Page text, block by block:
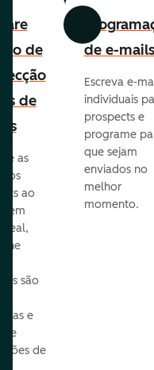
Anterior Avançar
de
de
as
ao
em
real,
são
e
de
de e-mails
Escreva e-
individuais
prospects e
programe
que sejam
enviados no
melhor
momento.